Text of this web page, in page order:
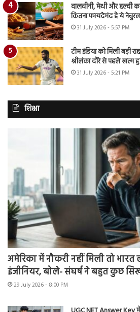
दालचीनी, मेथी और हल्दी
कितना फायदेमंद है ये
31 July 2026 - 5:57 PM
टीम इंडिया को मिली बड़ी
श्रीलंका दौरे से पहले खत्म
31 July 2026 - 5:21 PM
शिक्षा
अमेरिका में नौकरी नहीं मिली तो
इंजीनियर, बोले- संघर्ष ने बहुत कुछ
29 July 2026 - 8:00 PM